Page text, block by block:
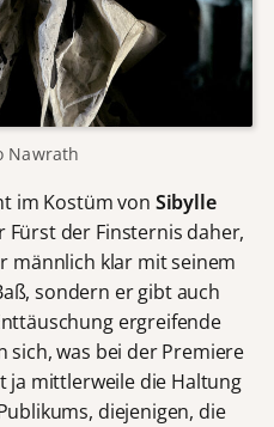
Nawrath
im Kostüm von Sibylle
der Finsternis daher,
männlich klar mit seinem
sondern er gibt auch
ergreifende
sich, was bei der Premiere
ja mittlerweile die Haltung
diejenigen, die